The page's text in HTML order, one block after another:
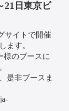
21日東京ビ
サイトで開催
ます。
様のブースに
是非ブースま